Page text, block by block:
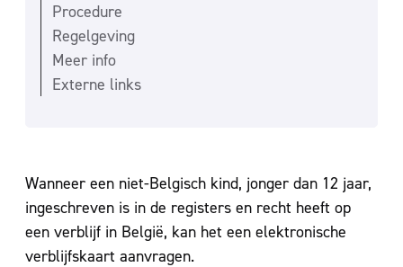
Procedure
Regelgeving
Meer info
Externe links
Inhoud
Wanneer een niet-Belgisch kind, jonger dan 12 jaar,
ingeschreven is in de registers en recht heeft op
een verblijf in België, kan het een elektronische
verblijfskaart aanvragen.